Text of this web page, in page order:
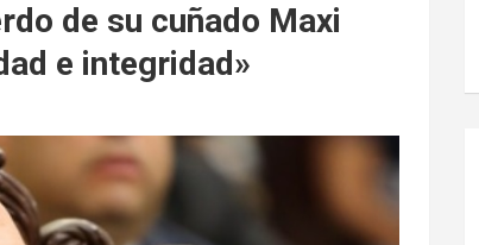
de su cuñado Maxi
e integridad»